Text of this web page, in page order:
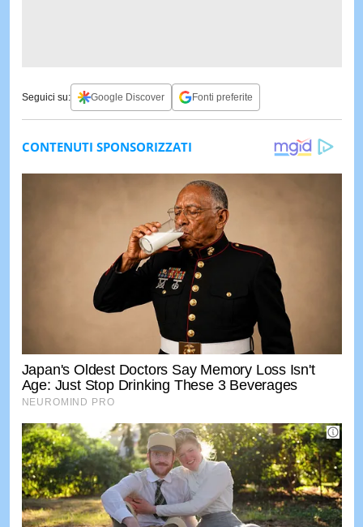
Seguici su: Google Discover Fonti preferite